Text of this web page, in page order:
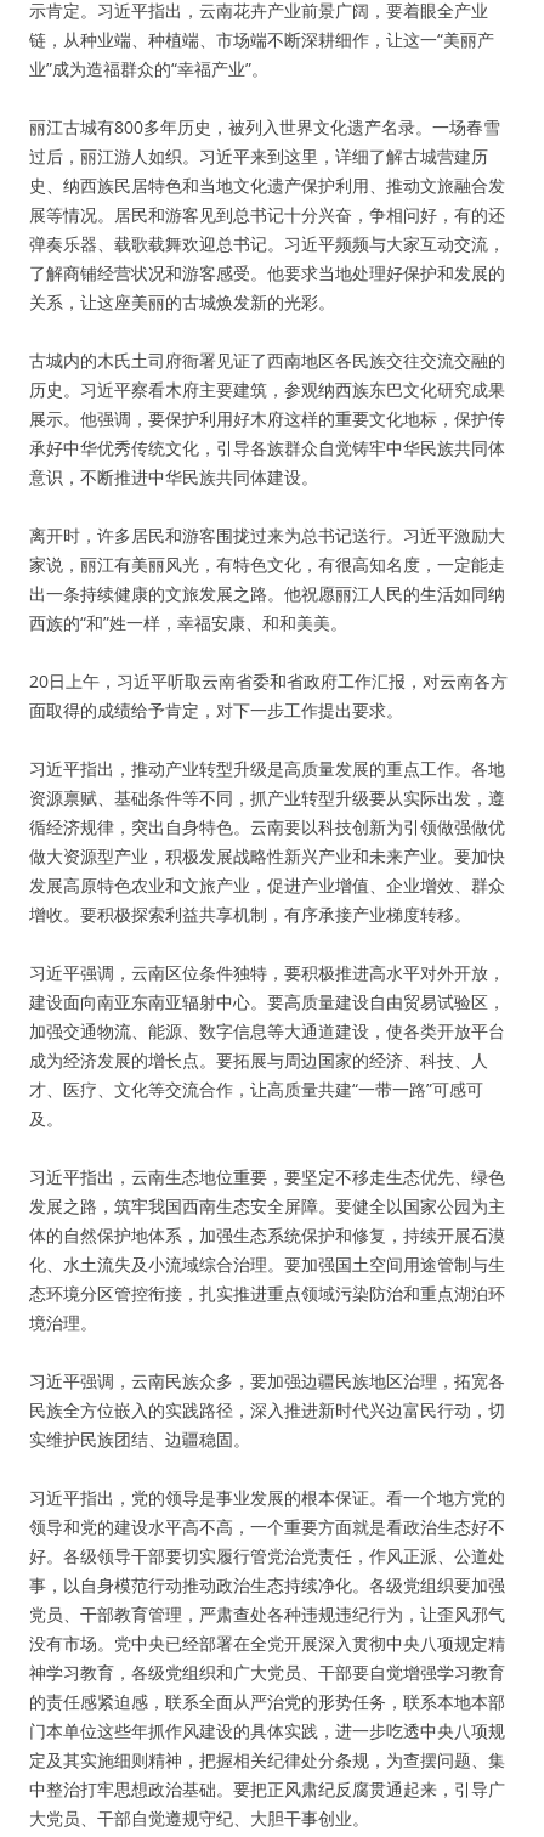
示肯定。习近平指出，云南花卉产业前景广阔，要着眼全产业
链，从种业端、种植端、市场端不断深耕细作，让这一“美丽产
业”成为造福群众的“幸福产业”。
丽江古城有800多年历史，被列入世界文化遗产名录。一场春雪
过后，丽江游人如织。习近平来到这里，详细了解古城营建历
史、纳西族民居特色和当地文化遗产保护利用、推动文旅融合发
展等情况。居民和游客见到总书记十分兴奋，争相问好，有的还
弹奏乐器、载歌载舞欢迎总书记。习近平频频与大家互动交流，
了解商铺经营状况和游客感受。他要求当地处理好保护和发展的
关系，让这座美丽的古城焕发新的光彩。
古城内的木氏土司府衙署见证了西南地区各民族交往交流交融的
历史。习近平察看木府主要建筑，参观纳西族东巴文化研究成果
展示。他强调，要保护利用好木府这样的重要文化地标，保护传
承好中华优秀传统文化，引导各族群众自觉铸牢中华民族共同体
意识，不断推进中华民族共同体建设。
离开时，许多居民和游客围拢过来为总书记送行。习近平激励大
家说，丽江有美丽风光，有特色文化，有很高知名度，一定能走
出一条持续健康的文旅发展之路。他祝愿丽江人民的生活如同纳
西族的“和”姓一样，幸福安康、和和美美。
20日上午，习近平听取云南省委和省政府工作汇报，对云南各方
面取得的成绩给予肯定，对下一步工作提出要求。
习近平指出，推动产业转型升级是高质量发展的重点工作。各地
资源禀赋、基础条件等不同，抓产业转型升级要从实际出发，遵
循经济规律，突出自身特色。云南要以科技创新为引领做强做优
做大资源型产业，积极发展战略性新兴产业和未来产业。要加快
发展高原特色农业和文旅产业，促进产业增值、企业增效、群众
增收。要积极探索利益共享机制，有序承接产业梯度转移。
习近平强调，云南区位条件独特，要积极推进高水平对外开放，
建设面向南亚东南亚辐射中心。要高质量建设自由贸易试验区，
加强交通物流、能源、数字信息等大通道建设，使各类开放平台
成为经济发展的增长点。要拓展与周边国家的经济、科技、人
才、医疗、文化等交流合作，让高质量共建“一带一路”可感可
及。
习近平指出，云南生态地位重要，要坚定不移走生态优先、绿色
发展之路，筑牢我国西南生态安全屏障。要健全以国家公园为主
体的自然保护地体系，加强生态系统保护和修复，持续开展石漠
化、水土流失及小流域综合治理。要加强国土空间用途管制与生
态环境分区管控衔接，扎实推进重点领域污染防治和重点湖泊环
境治理。
习近平强调，云南民族众多，要加强边疆民族地区治理，拓宽各
民族全方位嵌入的实践路径，深入推进新时代兴边富民行动，切
实维护民族团结、边疆稳固。
习近平指出，党的领导是事业发展的根本保证。看一个地方党的
领导和党的建设水平高不高，一个重要方面就是看政治生态好不
好。各级领导干部要切实履行管党治党责任，作风正派、公道处
事，以自身模范行动推动政治生态持续净化。各级党组织要加强
党员、干部教育管理，严肃查处各种违规违纪行为，让歪风邪气
没有市场。党中央已经部署在全党开展深入贯彻中央八项规定精
神学习教育，各级党组织和广大党员、干部要自觉增强学习教育
的责任感紧迫感，联系全面从严治党的形势任务，联系本地本部
门本单位这些年抓作风建设的具体实践，进一步吃透中央八项规
定及其实施细则精神，把握相关纪律处分条规，为查摆问题、集
中整治打牢思想政治基础。要把正风肃纪反腐贯通起来，引导广
大党员、干部自觉遵规守纪、大胆干事创业。